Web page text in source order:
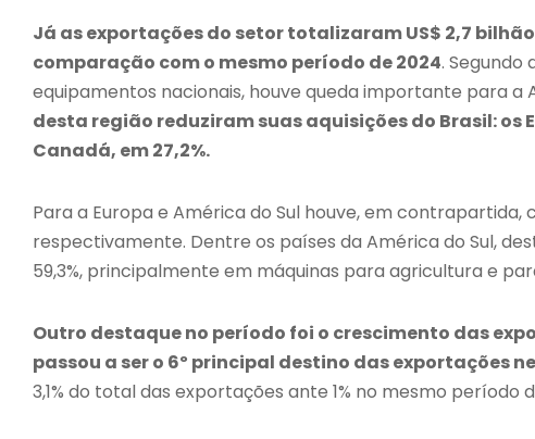
Já as exportações do setor totalizaram US$ 2,7
comparação com o mesmo período de 2024. Segundo
equipamentos nacionais, houve queda importante para a
desta região reduziram suas aquisições do Brasil: os
Canadá, em 27,2%.
Para a Europa e América do Sul houve, em contrapartida,
respectivamente. Dentre os países da América do Sul,
59,3%, principalmente em máquinas para agricultura e
Outro destaque no período foi o crescimento das
passou a ser o 6º principal destino das exportações
3,1% do total das exportações ante 1% no mesmo período